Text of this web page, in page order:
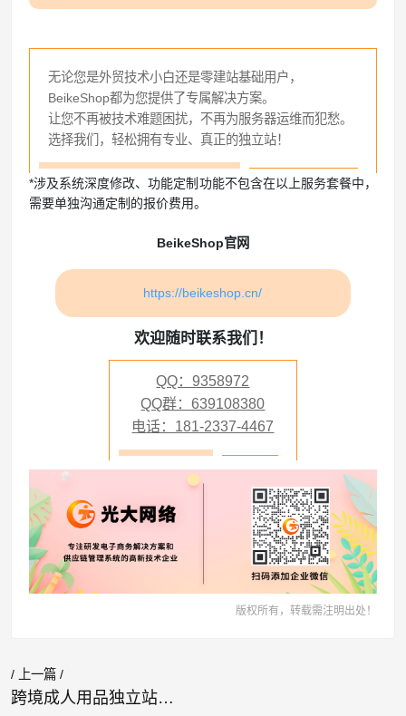
无论您是外贸技术小白还是零建站基础用户，
BeikeShop都为您提供了专属解决方案。
让您不再被技术难题困扰，不再为服务器运维而犯愁。
选择我们，轻松拥有专业、真正的独立站！
*涉及系统深度修改、功能定制功能不包含在以上服务套餐中，
需要单独沟通定制的报价费用。
BeikeShop官网
https://beikeshop.cn/
欢迎随时联系我们！
QQ：9358972
QQ群：639108380
电话：181-2337-4467
版权所有，转载需注明出处！
/ 上一篇 /
跨境成人用品独立站卖家“低成本建站”利器——BeikeShop